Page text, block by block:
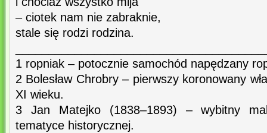
– ciotek nam nie zabraknie,
stale się rodzi rodzina.
1 ropniak – potocznie samochód napędzany
2 Bolesław Chrobry – pierwszy koronowany
XI wieku.
3 Jan Matejko (1838–1893) – wybitny
tematyce historycznej.